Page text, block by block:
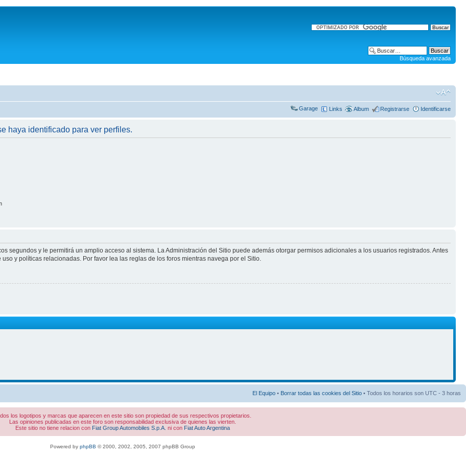
Búsqueda avanzada
Garage Links Album Registrarse Identificarse
haya identificado para ver perfiles.
segundos y le permitirá un amplio acceso al sistema. La Administración del Sitio puede además otorgar permisos adicionales a los usuarios registrados. Antes
y políticas relacionadas. Por favor lea las reglas de los foros mientras navega por el Sitio.
El Equipo • Borrar todas las cookies del Sitio • Todos los horarios son UTC - 3 horas
los logotipos y marcas que aparecen en este sitio son propiedad de sus respectivos propietarios.
Las opiniones publicadas en este foro son responsabilidad exclusiva de quienes las vierten.
Este sitio no tiene relacion con Fiat Group Automobiles S.p.A. ni con Fiat Auto Argentina
Powered by phpBB © 2000, 2002, 2005, 2007 phpBB Group